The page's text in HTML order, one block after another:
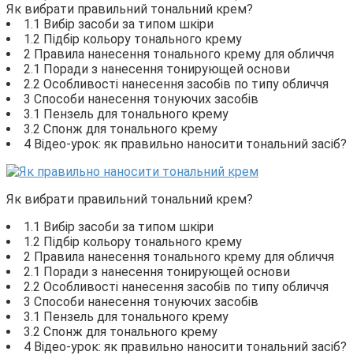
Як вибрати правильний тональний крем?
1.1 Вибір засоби за типом шкіри
1.2 Підбір кольору тонального крему
2 Правила нанесення тонального крему для обличчя
2.1 Поради з нанесення тонирующей основи
2.2 Особливості нанесення засобів по типу обличчя
3 Способи нанесення тонуючих засобів
3.1 Пензель для тонального крему
3.2 Спонж для тонального крему
4 Відео-урок: як правильно наносити тональний засіб?
Як вибрати правильний тональний крем?
1.1 Вибір засоби за типом шкіри
1.2 Підбір кольору тонального крему
2 Правила нанесення тонального крему для обличчя
2.1 Поради з нанесення тонирующей основи
2.2 Особливості нанесення засобів по типу обличчя
3 Способи нанесення тонуючих засобів
3.1 Пензель для тонального крему
3.2 Спонж для тонального крему
4 Відео-урок: як правильно наносити тональний засіб?